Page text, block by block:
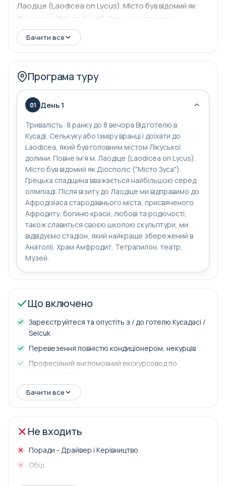
Лаодіце (Laodicea on Lycus). Місто був відомий як
Діосполіс ("Місто Зуса"). Грецька спадщина
вважається найбільшою серед олімпіаді. Після візиту
до Лаодіце ми відправимо до Афродізіаса
богиню краси, любові та родючості, також славиться
своєю школою скульптури, ми відвідуємо стадіон,
який найкраще збережений в Анатолії, Храм
Амфродит, Тетрапилон, театр, Музей.
Бачити все
Програма туру
01 День 1
Тривалість: 8 ранку до 8 вечора Від готелю в
Кусаді, Селькуку або Ізміру вранці і доїхати до
Laodicea, який був головним містом Лікуської
долини. Повне ім’я м. Лаодіце (Laodicea on Lycus).
Місто був відомий як Діосполіс ("Місто Зуса").
Грецька спадщина вважається найбільшою серед
олімпіаді. Після візиту до Лаодіце ми відправимо до
Афродізіаса стародавнього міста, присвяченого
Афродиту, богиню краси, любові та родючості,
також славиться своєю школою скульптури, ми
відвідуємо стадіон, який найкраще збережений в
Анатолії, Храм Амфродит, Тетрапилон, театр,
Музей.
Що включено
Зареєструйтеся та опустіть з / до готелю Кусадасі /
Selcuk
Перевезення повністю кондиціонером, некурців
Професійний англомовний екскурсовод по
Вхідні збори
Бачити все
Не входить
Поради - Драйвер і Керівництво
Обід